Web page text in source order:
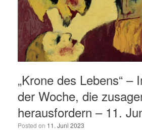
„Krone des Lebens“ –
der Woche, die
herausfordern – 11.
Posted on 11. Juni 2023